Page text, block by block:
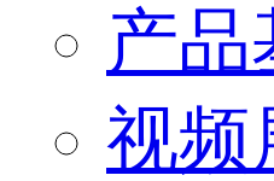
产品
视频